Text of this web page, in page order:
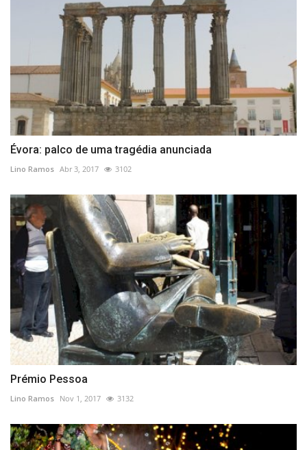
Évora: palco de uma tragédia anunciada
Lino Ramos Abr 3, 2017 3102
Prémio Pessoa
Lino Ramos Nov 1, 2017 3132